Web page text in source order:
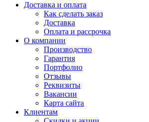
Доставка и оплата
Как сделать заказ
Доставка
Оплата и рассрочка
О компании
Производство
Гарантия
Портфолио
Отзывы
Реквизиты
Вакансии
Карта сайта
Клиентам